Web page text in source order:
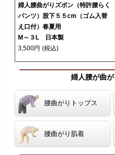
婦人腰曲がりズボン（特許腰らく
パンツ）股下５５cm（ゴム入替
え口付）春夏用
M～３L 日本製
3,500円 (税込)
婦人腰が曲
腰曲がりトップス
腰曲がり肌着